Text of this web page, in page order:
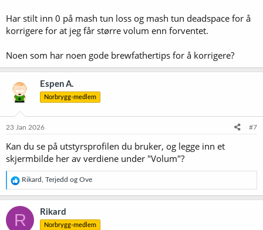
Har stilt inn 0 på mash tun loss og mash tun deadspace for å
korrigere for at jeg får større volum enn forventet.
Noen som har noen gode brewfathertips for å korrigere?
Espen A.
Norbrygg-medlem
23 Jan 2026 #7
Kan du se på utstyrsprofilen du bruker, og legge inn et
skjermbilde her av verdiene under "Volum"?
R
e
a
k
s
j
Rikard Terjedd og Ove
R Rikard
Norbrygg-medlem